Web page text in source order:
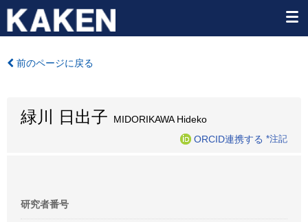
前のページに戻る
緑川 日出子 MIDORIKAWA Hideko
ORCID連携する *注記
研究者番号